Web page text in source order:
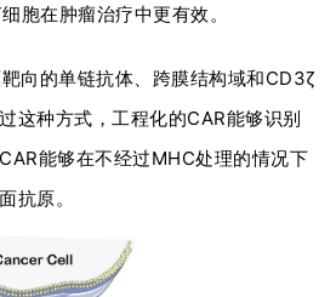
胞在肿瘤治疗中更有效。
向的单链抗体、跨膜结构域和CD3ζ
这种方式，工程化的CAR能够识别
能够在不经过MHC处理的情况下
抗原。